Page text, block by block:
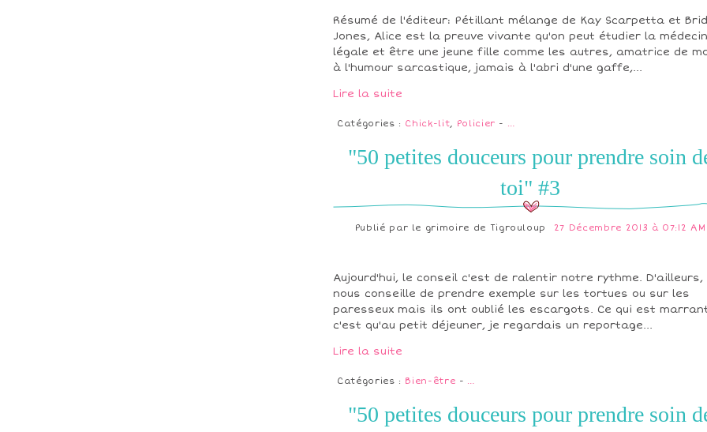
Résumé de l'éditeur: Pétillant mélange de Kay Scarpetta et
Jones, Alice est la preuve vivante qu'on peut étudier la
légale et être une jeune fille comme les autres, amatrice de
à l'humour sarcastique, jamais à l'abri d'une gaffe,...
Lire la suite
Catégories : Chick-lit, Policier - …
"50 petites douceurs pour prendre soin
toi" #3
Publié par le grimoire de Tigrouloup 27 Décembre 2013 à 07:12 AM
Aujourd'hui, le conseil c'est de ralentir notre rythme. D'ailleurs,
nous conseille de prendre exemple sur les tortues ou sur les
paresseux mais ils ont oublié les escargots. Ce qui est
c'est qu'au petit déjeuner, je regardais un reportage...
Lire la suite
Catégories : Bien-être - …
"50 petites douceurs pour prendre soin